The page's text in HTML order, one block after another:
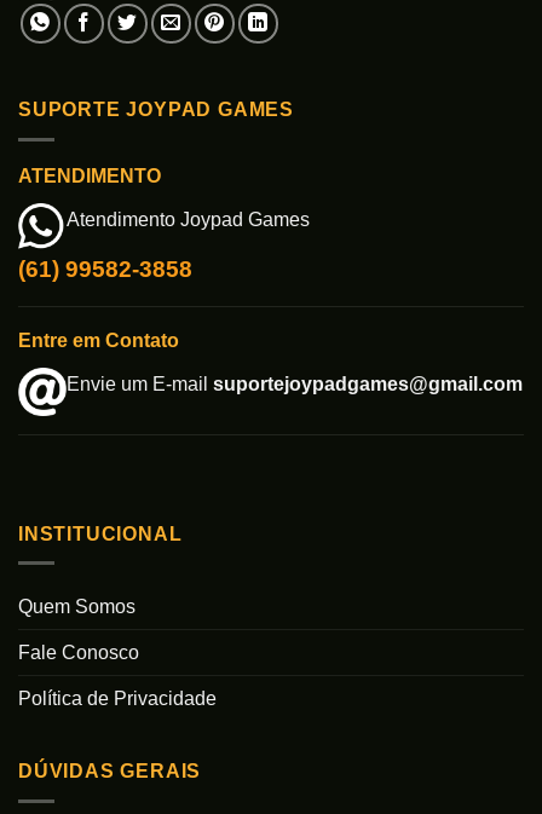
SUPORTE JOYPAD GAMES
ATENDIMENTO
Atendimento Joypad Games
(61) 99582-3858
Entre em Contato
Envie um E-mail suportejoypadgames@gmail.com
INSTITUCIONAL
Quem Somos
Fale Conosco
Política de Privacidade
DÚVIDAS GERAIS